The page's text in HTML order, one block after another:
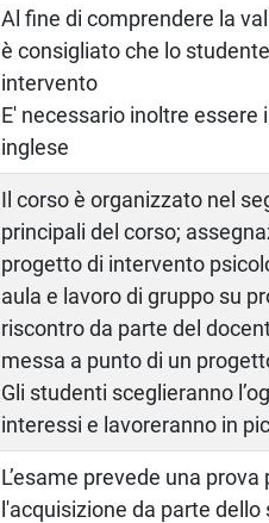
Al fine di comprendere la
è consigliato che lo
intervento
E' necessario inoltre
inglese
Il corso è organizzato nel
principali del corso;
progetto di intervento
aula e lavoro di gruppo su
riscontro da parte del
messa a punto di un
Gli studenti sceglieranno
interessi e lavoreranno in
L’esame prevede una
l'acquisizione da parte